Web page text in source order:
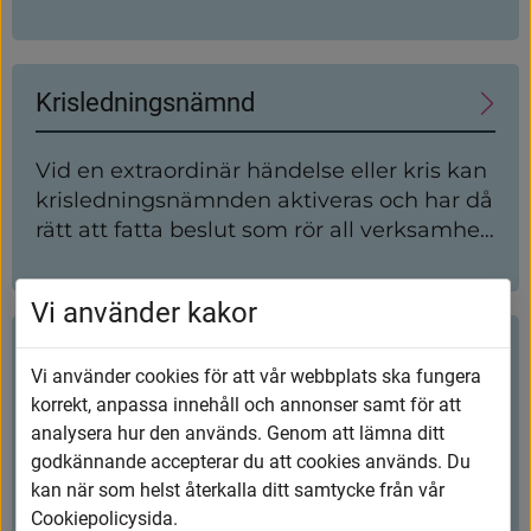
yttrar sig i ärenden som
kommunfullmäktige beslutar om.
Krisledningsnämnd
Vid en extraordinär händelse eller kris kan
krislednings­nämnden aktiveras och har då
rätt att fatta beslut som rör all verksamhet
Myndighetsnämnder
Myndighetsnämnden ansvarar för den
kommunala myndighetsutövningen
utifrån de lagar och förordningar som
riksdagen och regeringen har fastställt.
Vi använder kakor
Vi använder cookies för att vår webbplats ska fungera
korrekt, anpassa innehåll och annonser samt för att
analysera hur den används. Genom att lämna ditt
godkännande accepterar du att cookies används. Du
kan när som helst återkalla ditt samtycke från vår
Cookiepolicysida.